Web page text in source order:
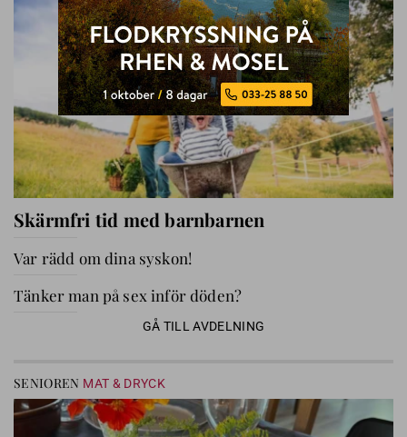
Skärmfri tid med barnbarnen
Var rädd om dina syskon!
Tänker man på sex inför döden?
GÅ TILL AVDELNING
SENIOREN MAT & DRYCK